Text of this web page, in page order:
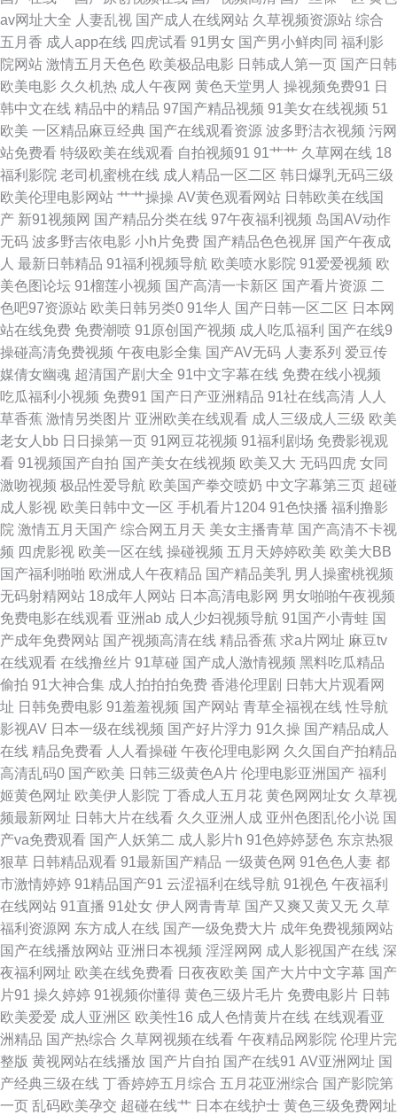
国产精品天干 日本日韩欧美 91看污 欧美第一 在线观看人成视 牛牛一区二区
三区四区五区六区七区 91自拍露脸精品视频 日韩一卡2卡三卡4卡分区乱码
99精热re在线观看 最新国产·精品更多 日本一本a高清免费 国产精品网址 唐
伯虎av国产精品在线 欧美精品久 91天堂素人合集 日本色域网 91黄色免费网
站看 手机免费在线看 国产97在线欧洲 日韩另类福利影院 国产极品盛宴在线
午夜福利一区精品 美女下面喷水小视频 豆花黄色视频网站在线观看375 日本
国产精品三 最新国产主播一区二区 欧美日本在线播放 国产精品亚洲一区 人
人超碰在线97在线 操人软件 日韩精品在线一区二区三区 超碰日日人人 免费
观看在 一区二区综合我 久久91久久91精品免费观看 亚洲激情欧美偷拍 国内
激情一级 性大片在线看 国产第37页 最新黄色AV网址 男人色色天堂 2019中
文寂寞第二十页 日本一卡2卡3卡4卡无卡免费网站 日本一卡2卡三卡4卡无卡
免费网站 97影院手机在线观看 日韩1区 成年人日韩精品免费网站 人妻第三
页 国产精品扒开腿做爽爽 色欲AV亚洲午夜精品无码 成人免费在线电影 欧美
一区二区三区国 国产精品妞在线无缓存 五月婷婷激情六月 电影院私人 日本
护士 成人人网 欧美国产精品久久久乱码 51污视频在线观看 欧美日韩aa在一
二区 91日韩xxx三级a 噜噜影院 亚洲国产久操视频 观音灵签 欧美综合网亚洲
综合网 风间中文字幕亚洲一区 掀开奶罩边躁 国产精品日逼免费 中文字幕在
线观看网 欧美精品一区二区观看 在线看电视的网站 久久精品国自产 亚洲国
产午夜成人 国产精品国产高清 羞污影院 国产亚洲视 午夜寂寞福利 国产美女
不卡自在线拍 色网站午夜在线观看 公天天吃我奶躁 色色自拍视讯 国产精品
国产三级国AV在线观看 日韩一区二区三区在线 成a人片免费视频在 日本免费
三 www射 中文字幕AV网址 人妻无码中文字幕免费视频蜜桃 com成人午夜色
巴偷拍自拍 日本三级免费观看 99福利视频 男人的天堂av一线高清 插妹子 妞
吊操 国产精品久久久久久久久高韩 亚洲一级 国产在线国偷精品免费看 91视
频网站在线 偷拍亚洲制服 国产成人av免费网站 日在线视频 乱码不卡√ 超碰
av网址大全 人妻乱视 国产成人在线网站 久草视频资源站 综合
五月香 成人app在线 四虎试看 91男女 国产男小鲜肉同 福利影
院网站 激情五月天色色 欧美极品电影 日韩成人第一页 国产日韩
欧美电影 久久机热 成人午夜网 黄色天堂男人 操视频免费91 日
韩中文在线 精品中的精品 97国产精品视频 91美女在线视频 51
欧美 一区精品麻豆经典 国产在线观看资源 波多野洁衣视频 污网
站免费看 特级欧美在线观看 自拍视频91 91艹艹 久草网在线 18
福利影院 老司机蜜桃在线 成人精品一区二区 韩日爆乳无码三级
欧美伦理电影网站 艹艹操操 AV黄色观看网站 日韩欧美在线国
产 新91视频网 国产精品分类在线 97午夜福利视频 岛国AV动作
无码 波多野吉依电影 小h片免费 国产精品色色视屏 国产午夜成
人 最新日韩精品 91福利视频导航 欧美喷水影院 91爱爱视频 欧
美色图论坛 91榴莲小视频 国产高清一卡新区 国产看片资源 二
色吧97资源站 欧美日韩另类0 91华人 国产日韩一区二区 日本网
站在线免费 免费潮喷 91原创国产视频 成人吃瓜福利 国产在线9
操碰高清免费视频 午夜电影全集 国产AV无码 人妻系列 爱豆传
媒倩女幽魂 超清国产剧大全 91中文字幕在线 免费在线小视频
吃瓜福利小视频 免费91 国产日产亚洲精品 91社在线高清 人人
草香蕉 激情另类图片 亚洲欧美在线观看 成人三级成人三级 欧美
老女人bb 日日操第一页 91网豆花视频 91福利剧场 免费影视观
看 91视频国产自拍 国产美女在线视频 欧美又大 无码四虎 女同
激吻视频 极品性爱导航 欧美国产拳交喷奶 中文字幕第三页 超碰
成人影视 欧美日韩中文一区 手机看片1204 91色快播 福利撸影
院 激情五月天国产 综合网五月天 美女主播青草 国产高清不卡视
频 四虎影视 欧美一区在线 操碰视频 五月天婷婷欧美 欧美大BB
国产福利啪啪 欧洲成人午夜精品 国产精品美乳 男人操蜜桃视频
无码射精网站 18成年人网站 日本高清电影网 男女啪啪午夜视频
免费电影在线观看 亚洲ab 成人少妇视频导航 91国产小青蛙 国
产成年免费网站 国产视频高清在线 精品香蕉 求a片网址 麻豆tv
在线观看 在线撸丝片 91草碰 国产成人激情视频 黑料吃瓜精品
偷拍 91大神合集 成人拍拍拍免费 香港伦理剧 日韩大片观看网
址 日韩免费电影 91羞羞视频 国产网站 青草全福视在线 性导航
影视AV 日本一级在线视频 国产好片浮力 91久操 国产精品成人
在线 精品免费看 人人看操碰 午夜伦理电影网 久久国自产拍精品
高清乱码0 国产欧美 日韩三级黄色A片 伦理电影亚洲国产 福利
姬黄色网址 欧美伊人影院 丁香成人五月花 黄色网网址女 久草视
频最新网址 日韩大片在线看 久久亚洲人成 亚州色图乱伦小说 国
产va免费观看 国产人妖第二 成人影片h 91色婷婷瑟色 东京热狠
狠草 日韩精品观看 91最新国产精品 一级黄色网 91色色人妻 都
市激情婷婷 91精品国产91 云涩福利在线导航 91视色 午夜福利
在线网站 91直播 91处女 伊人网青青草 国产又爽又黄又无 久草
福利资源网 东方成人在线 国产一级免费大片 成年免费视频网站
国产在线播放网站 亚洲日本视频 淫淫网网 成人影视国产在线 深
夜福利网址 欧美在线免费看 日夜夜欧美 国产大片中文字幕 国产
片91 操久婷婷 91视频你懂得 黄色三级片毛片 免费电影片 日韩
欧美爱爱 成人亚洲区 欧美性16 成人色情黄片在线 在线观看亚
洲精品 国产热综合 久草网视频在线看 午夜精品网影院 伦理片完
整版 黄视网站在线播放 国产片自拍 国产在线91 AV亚洲网址 国
产经典三级在线 丁香婷婷五月综合 五月花亚洲综合 国产影院第
一页 乱码欧美孕交 超碰在线艹 日本在线护士 黄色三级免费网址